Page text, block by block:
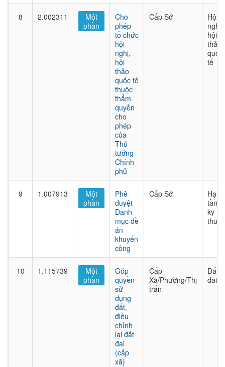
8 2.002311
Một
phần
Cho
phép
tổ chức
hội
nghị,
hội
thảo
quốc tế
thuộc
thẩm
quyền
cho
phép
của
Thủ
tướng
Chính
phủ
Cấp Sở
Hội
nghị,
hội
thảo
quốc
tế
9 1.007913
Một
phần
Phê
duyệt
Danh
mục đề
án
khuyến
công
Cấp Sở
Hạ
tầng
kỹ
thuật
10 1.115739
Một
phần
Góp
quyền
sử
dụng
đất,
điều
chỉnh
lại đất
đai
(cấp
xã)
Cấp
Xã/Phường/Thị
trấn
Đất
đai